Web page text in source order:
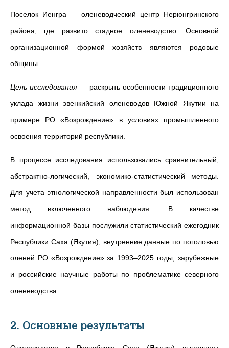
Поселок Иенгра — оленеводческий центр Нерюнгринского
района, где развито стадное оленеводство. Основной
организационной формой хозяйств являются родовые
общины.
Цель исследования— раскрыть особенности традиционного
уклада жизни эвенкийский оленеводов Южной Якутии на
примере РО «Возрождение» в условиях промышленного
освоения территорий республики.
В процессе исследования использовались сравнительный,
абстрактно-логический, экономико-статистический методы.
Для учета этнологической направленности был использован
метод включенного наблюдения. В качестве
информационной базы послужили статистический ежегодник
Республики Саха (Якутия), внутренние данные по поголовью
оленей РО «Возрождение» за 1993–2025 годы, зарубежные
и российские научные работы по проблематике северного
оленеводства.
2. Основные результаты